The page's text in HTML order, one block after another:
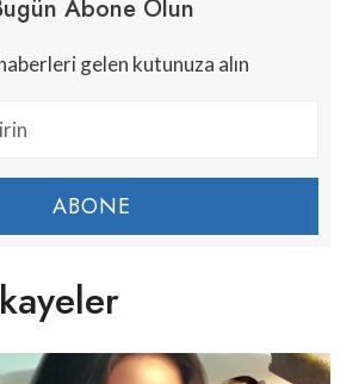
Abone Olun
gelen kutunuza alın
ABONE